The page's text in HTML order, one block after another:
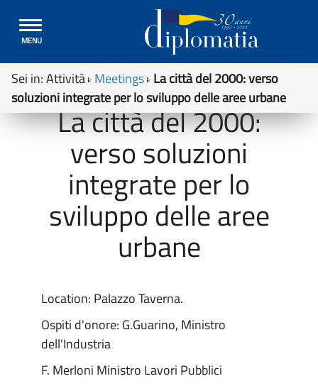
Toggle
navigation
MENU
Sei in:Attività Meetings La città del 2000: verso
soluzioni integrate per lo sviluppo delle aree urbane
La città del 2000:
verso soluzioni
integrate per lo
sviluppo delle aree
urbane
Location: Palazzo Taverna.
Ospiti d'onore: G.Guarino, Ministro
dell'Industria
F. Merloni Ministro Lavori Pubblici